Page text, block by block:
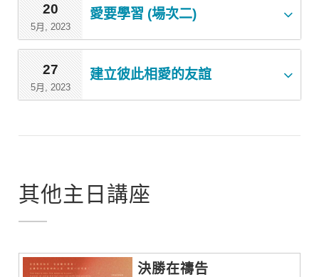
20
5月, 2023
愛要學習 (場次二)
27
5月, 2023
建立彼此相愛的友誼
其他主日講座
決勝在禱告